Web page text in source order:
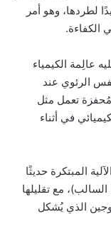
لطردها، وهو أمر
الكفاءة.
عالِمة الكيمياء
الرئوي عند
مُحفزة تعمل مثل
في أثناء
المبتكرة حديثًا
مع تقليلها
الذي يُشكل